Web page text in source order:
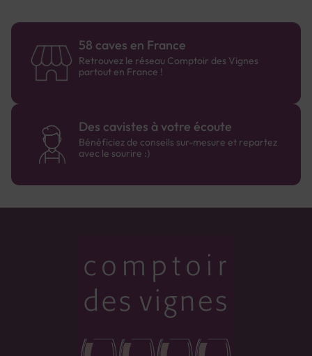
58 caves en France
Retrouvez le réseau Comptoir des Vignes
partout en France !
Des cavistes à votre écoute
Bénéficiez de conseils sur-mesure et repartez
avec le sourire :)